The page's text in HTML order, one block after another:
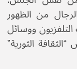
من الظهور
ووسائل
الثورية”